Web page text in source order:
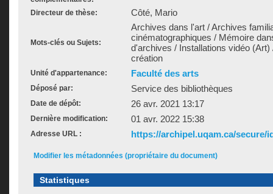
Directeur de thèse: Côté, Mario
Mots-clés ou Sujets:
Archives dans l'art / Archives
cinématographiques / Mémoire
d'archives / Installations vidéo
création
Unité d'appartenance: Faculté des arts
Déposé par: Service des bibliothèques
Date de dépôt: 26 avr. 2021 13:17
Dernière modification: 01 avr. 2022 15:38
Adresse URL : https://archipel.uqam.ca/secure/
Modifier les métadonnées (propriétaire du document)
Statistiques